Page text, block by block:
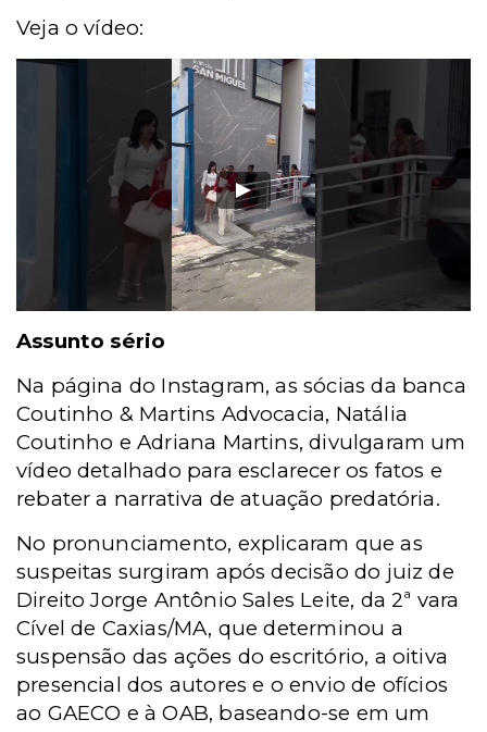
Veja o vídeo:
Assunto sério
Na página do Instagram, as sócias da banca
Coutinho & Martins Advocacia, Natália
Coutinho e Adriana Martins, divulgaram um
vídeo detalhado para esclarecer os fatos e
rebater a narrativa de atuação predatória.
No pronunciamento, explicaram que as
suspeitas surgiram após decisão do juiz de
Direito Jorge Antônio Sales Leite, da 2ª vara
Cível de Caxias/MA, que determinou a
suspensão das ações do escritório, a oitiva
presencial dos autores e o envio de ofícios
ao GAECO e à OAB, baseando-se em um